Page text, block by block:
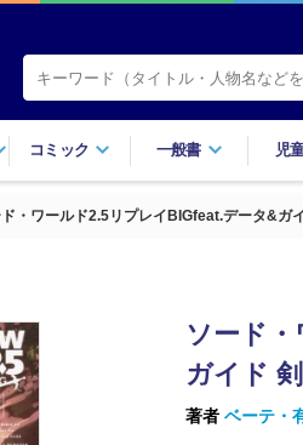
コミック 一般書 児
ド・ワールド2.5リプレイBIGfeat.データ&ガ
ソード
ガイド
著者 ベーテ・